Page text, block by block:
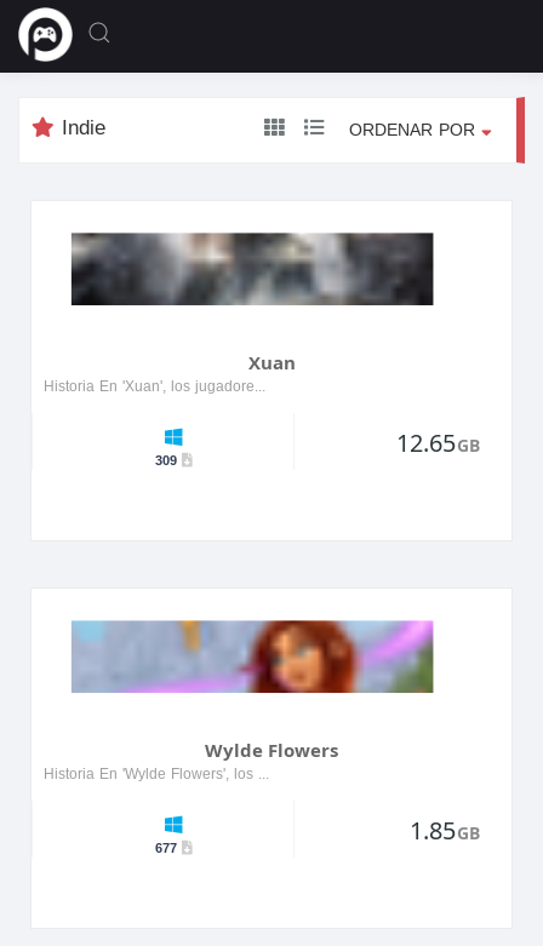
Indie ORDENAR POR
Xuan
Historia En 'Xuan', los jugadores emprenden un viaje místico a través de paisajes antiguos llenos de criaturas míticas y rica tradición. El protagonista, un joven guerrero, busca descubrir los s...
309
12.65GB
Wylde Flowers
Historia En 'Wylde Flowers', los jugadores asumen el papel de un joven agricultor que hereda una granja en ruinas en un encantador pueblo. A medida que cultivan cosechas, crían animales y construye...
677
1.85GB